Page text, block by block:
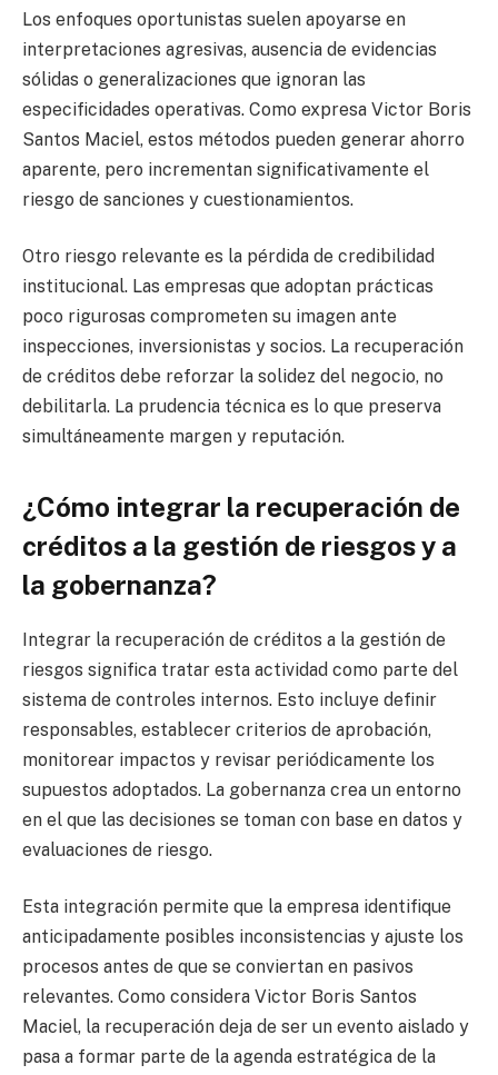
Los enfoques oportunistas suelen apoyarse en
interpretaciones agresivas, ausencia de evidencias
sólidas o generalizaciones que ignoran las
especificidades operativas. Como expresa Victor Boris
Santos Maciel, estos métodos pueden generar ahorro
aparente, pero incrementan significativamente el
riesgo de sanciones y cuestionamientos.
Otro riesgo relevante es la pérdida de credibilidad
institucional. Las empresas que adoptan prácticas
poco rigurosas comprometen su imagen ante
inspecciones, inversionistas y socios. La recuperación
de créditos debe reforzar la solidez del negocio, no
debilitarla. La prudencia técnica es lo que preserva
simultáneamente margen y reputación.
¿Cómo integrar la recuperación de
créditos a la gestión de riesgos y a
la gobernanza?
Integrar la recuperación de créditos a la gestión de
riesgos significa tratar esta actividad como parte del
sistema de controles internos. Esto incluye definir
responsables, establecer criterios de aprobación,
monitorear impactos y revisar periódicamente los
supuestos adoptados. La gobernanza crea un entorno
en el que las decisiones se toman con base en datos y
evaluaciones de riesgo.
Esta integración permite que la empresa identifique
anticipadamente posibles inconsistencias y ajuste los
procesos antes de que se conviertan en pasivos
relevantes. Como considera Victor Boris Santos
Maciel, la recuperación deja de ser un evento aislado y
pasa a formar parte de la agenda estratégica de la